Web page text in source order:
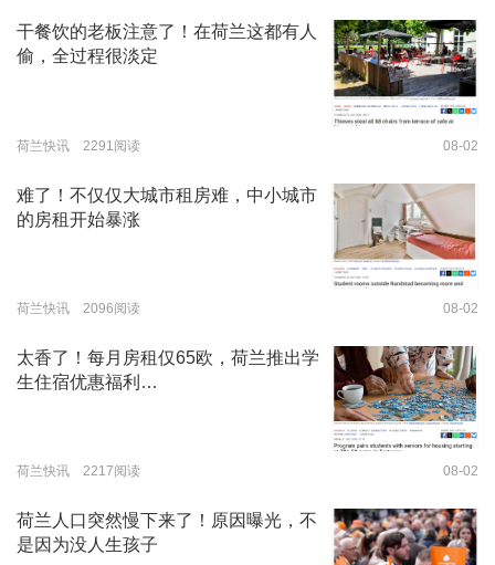
干餐饮的老板注意了！在荷兰这都有人
偷，全过程很淡定
荷兰快讯 2291阅读 08-02
难了！不仅仅大城市租房难，中小城市
的房租开始暴涨
荷兰快讯 2096阅读 08-02
太香了！每月房租仅65欧，荷兰推出学
生住宿优惠福利…
荷兰快讯 2217阅读 08-02
荷兰人口突然慢下来了！原因曝光，不
是因为没人生孩子